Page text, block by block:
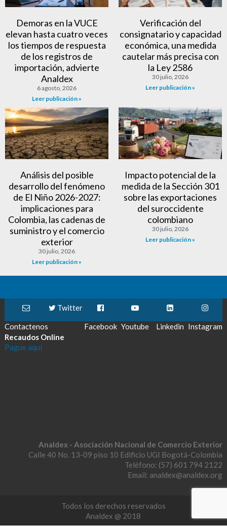
Demoras en la VUCE
elevan hasta cuatro veces
los tiempos de respuesta
de los registros de
importación, advierte
Analdex
6 agosto, 2026
Leer publicación »
Verificación del
consignatario y capacidad
económica, una medida
cautelar más precisa con
la Ley 2586
30 julio, 2026
Leer publicación »
Análisis del posible
desarrollo del fenómeno
de El Niño 2026-2027:
implicaciones para
Colombia, las cadenas de
suministro y el comercio
exterior
30 julio, 2026
Leer publicación »
Impacto potencial de la
medida de la Sección 301
sobre las exportaciones
del suroccidente
colombiano
30 julio, 2026
Leer publicación »
Contactenos
Twitter
Facebook Youtube Linkedin Instagram
Recaudos Online
Pague aquí
Analdex - Asociación Nacional de Comercio Exterior
Calle 40 No. 13-09 piso 10 Edificio UGI Bogotá-Colombia
Teléfono: (57) 601 794 2122
Email: analdex@analdex.org
Todos los derechos reservados
Analdex @ 2018